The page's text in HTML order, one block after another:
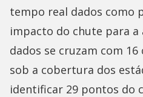
tempo real dados como
impacto do chute para a
dados se cruzam com
sob a cobertura dos
identificar 29 pontos do